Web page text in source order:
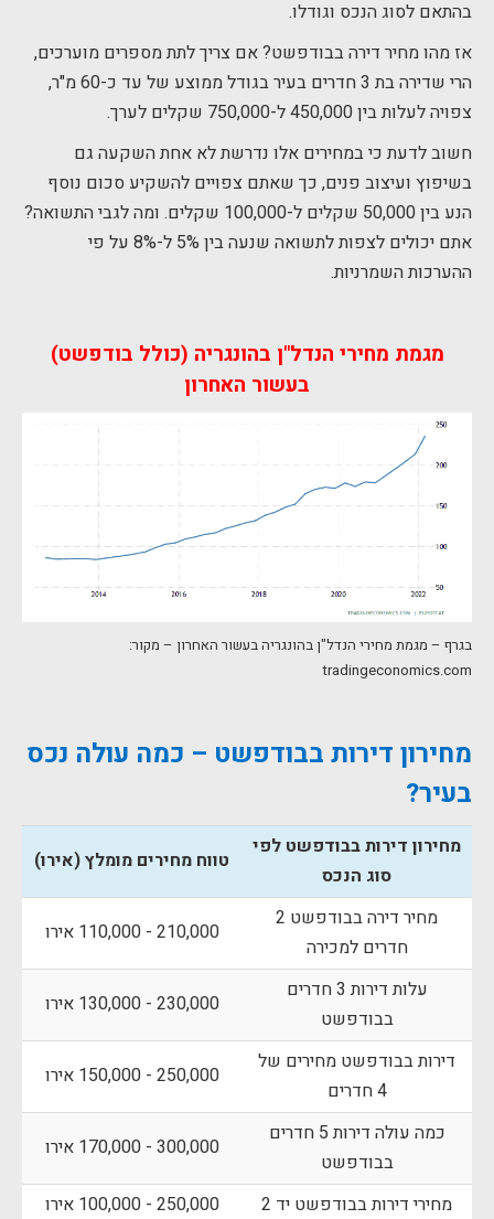
בהתאם לסוג הנכס וגודלו.
אז מהו מחיר דירה בבודפשט? אם צריך לתת מספרים מוערכים,
הרי שדירה בת 3 חדרים בעיר בגודל ממוצע של עד כ-60 מ"ר,
צפויה לעלות בין 450,000 ל-750,000 שקלים לערך.
חשוב לדעת כי במחירים אלו נדרשת לא אחת השקעה גם
בשיפוץ ועיצוב פנים, כך שאתם צפויים להשקיע סכום נוסף
הנע בין 50,000 שקלים ל-100,000 שקלים. ומה לגבי התשואה?
אתם יכולים לצפות לתשואה שנעה בין 5% ל-8% על פי
ההערכות השמרניות.
מגמת מחירי הנדל"ן בהונגריה (כולל בודפשט)
בעשור האחרון
בגרף – מגמת מחירי הנדל"ן בהונגריה בעשור האחרון – מקור:
tradingeconomics.com
מחירון דירות בבודפשט – כמה עולה נכס
בעיר?
מחירון דירות בבודפשט לפי
סוג הנכס
טווח מחירים מומלץ (אירו)
מחיר דירה בבודפשט 2
חדרים למכירה
210,000 - 110,000 אירו
עלות דירות 3 חדרים
בבודפשט
230,000 - 130,000 אירו
דירות בבודפשט מחירים של
4 חדרים
250,000 - 150,000 אירו
כמה עולה דירות 5 חדרים
בבודפשט
300,000 - 170,000 אירו
מחירי דירות בבודפשט יד 2 250,000 - 100,000 אירו